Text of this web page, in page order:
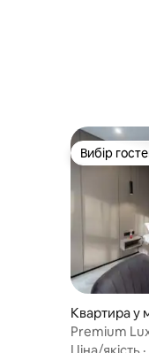
Вибір
Вибір
Квартира у
Premium
2 (4)
Ціна/якість ·